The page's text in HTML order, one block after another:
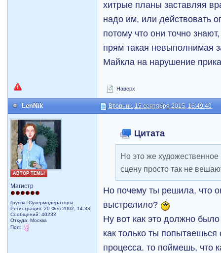
хитрые планы заставляя
надо им, или действовать
потому что они точно
прям такая невыполнимая
Майкла на нарушение
Наверх
LenNik Вторник, 15 сентября 2015, 16:49:40
АВТОР ТЕМЫ
Магистр
Группа: Супермодераторы
Регистрация: 20 Фев 2002, 14:33
Сообщений: 40232
Откуда: Москва
Пол:
Цитата
Но это же
сцену просто так не
Но почему ты решила, что
выстрелило?
Ну вот как это должно
как только ты
процесса. то поймешь, что